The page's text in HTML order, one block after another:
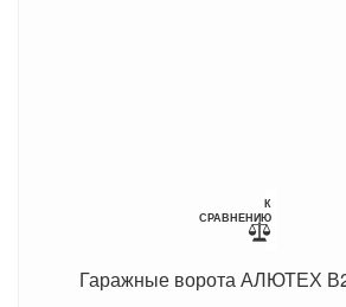
К
СРАВНЕНИЮ
Гаражные ворота АЛЮТЕХ